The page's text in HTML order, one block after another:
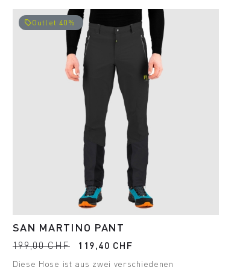
local_offerOutlet 40%
SAN MARTINO PANT
199,00 CHF 119,40 CHF
Diese Hose ist aus zwei verschiedenen